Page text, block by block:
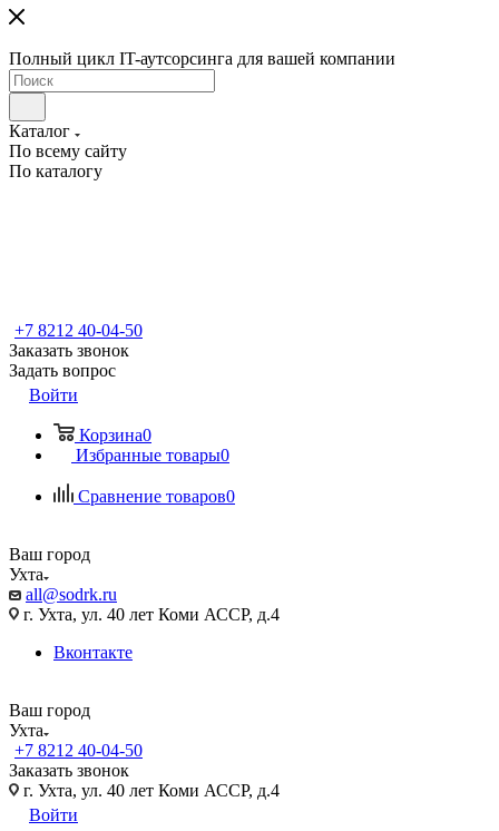
Полный цикл IT-аутсорсинга для вашей компании
Каталог
По всему сайту
По каталогу
+7 8212 40-04-50
Заказать звонок
Задать вопрос
Войти
Корзина0
Избранные товары0
Сравнение товаров0
Ваш город
Ухта
all@sodrk.ru
г. Ухта, ул. 40 лет Коми АССР, д.4
Вконтакте
Ваш город
Ухта
+7 8212 40-04-50
Заказать звонок
г. Ухта, ул. 40 лет Коми АССР, д.4
Войти